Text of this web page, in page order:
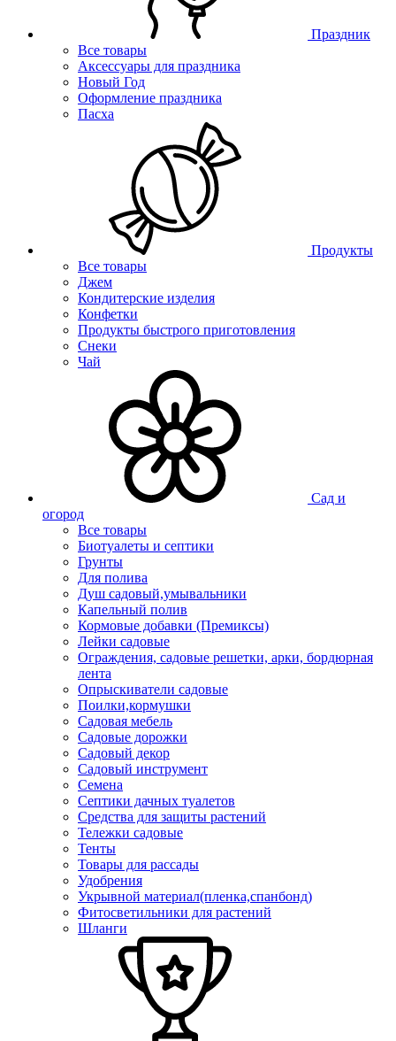
Праздник
Все товары
Аксессуары для праздника
Новый Год
Оформление праздника
Пасха
Продукты
Все товары
Джем
Кондитерские изделия
Конфетки
Продукты быстрого приготовления
Снеки
Чай
Сад и
огород
Все товары
Биотуалеты и септики
Грунты
Для полива
Душ садовый,умывальники
Капельный полив
Кормовые добавки (Премиксы)
Лейки садовые
Ограждения, садовые решетки, арки, бордюрная
лента
Опрыскиватели садовые
Поилки,кормушки
Садовая мебель
Садовые дорожки
Садовый декор
Садовый инструмент
Семена
Септики дачных туалетов
Средства для защиты растений
Тележки садовые
Тенты
Товары для рассады
Удобрения
Укрывной материал(пленка,спанбонд)
Фитосветильники для растений
Шланги